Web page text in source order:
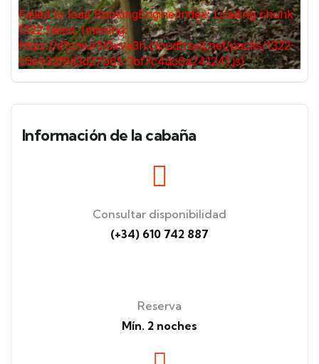
Información de la cabaña
Consultar disponibilidad
(+34) 610 742 887
Reserva
Mín. 2 noches